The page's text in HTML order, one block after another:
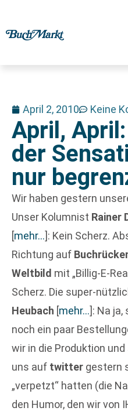
April 2, 2010 Keine
April,
der
nur
Wir haben gestern
Unser Kolumnist Rainer
[mehr…]: Kein Scherz.
Richtung auf
Weltbild mit „Billig-E-
Scherz. Die super-
Heubach [mehr…]: Na
noch ein paar
wir in die Produktion
uns auf twitter gestern
„verpetzt“ hatten (die
den Humor, den wir von